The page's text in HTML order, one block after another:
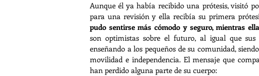
Aunque él ya había recibido una prótesis, visitó
para una revisión y ella recibía su primera
pudo sentirse más cómodo y seguro, mientras
son optimistas sobre el futuro, al igual que
enseñando a los pequeños de su comunidad,
movilidad e independencia. El mensaje que
han perdido alguna parte de su cuerpo: